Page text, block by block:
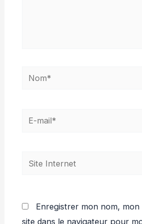
Nom*
E-
Site
Enregistrer mon nom,
site dans le navigateur pour